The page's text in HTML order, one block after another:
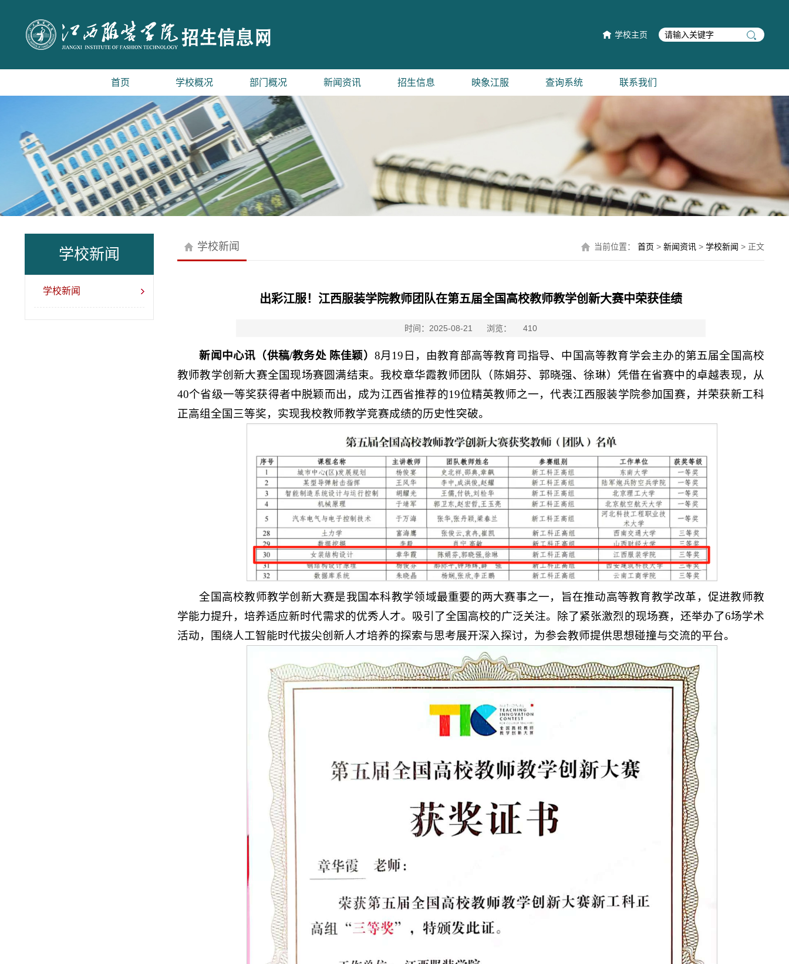
学校主页
首页 学校概况 部门概况 新闻资讯 招生信息 映象江服 查询系统 联系我们
学校新闻
学校新闻
当前位置： 首页 > 新闻资讯 > 学校新闻 > 正文
学校新闻
出彩江服！江西服装学院教师团队在第五届全国高校教师教学创新大赛中荣获佳绩
时间：2025-08-21 浏览： 410
新闻中心讯（供稿/教务处 陈佳颖） 8月19日，由教育部高等教育司指导、中国高等教育学会主办的第五届全国高校
教师教学创新大赛全国现场赛圆满结束。我校章华霞教师团队（陈娟芬、郭晓强、徐琳）凭借在省赛中的卓越表现，从
40个省级一等奖获得者中脱颖而出，成为江西省推荐的19位精英教师之一，代表江西服装学院参加国赛，并荣获新工科
正高组全国三等奖，实现我校教师教学竞赛成绩的历史性突破。
全国高校教师教学创新大赛是我国本科教学领域最重要的两大赛事之一，旨在推动高等教育教学改革，促进教师教
学能力提升，培养适应新时代需求的优秀人才。吸引了全国高校的广泛关注。除了紧张激烈的现场赛，还举办了6场学术
活动，围绕人工智能时代拔尖创新人才培养的探索与思考展开深入探讨，为参会教师提供思想碰撞与交流的平台。